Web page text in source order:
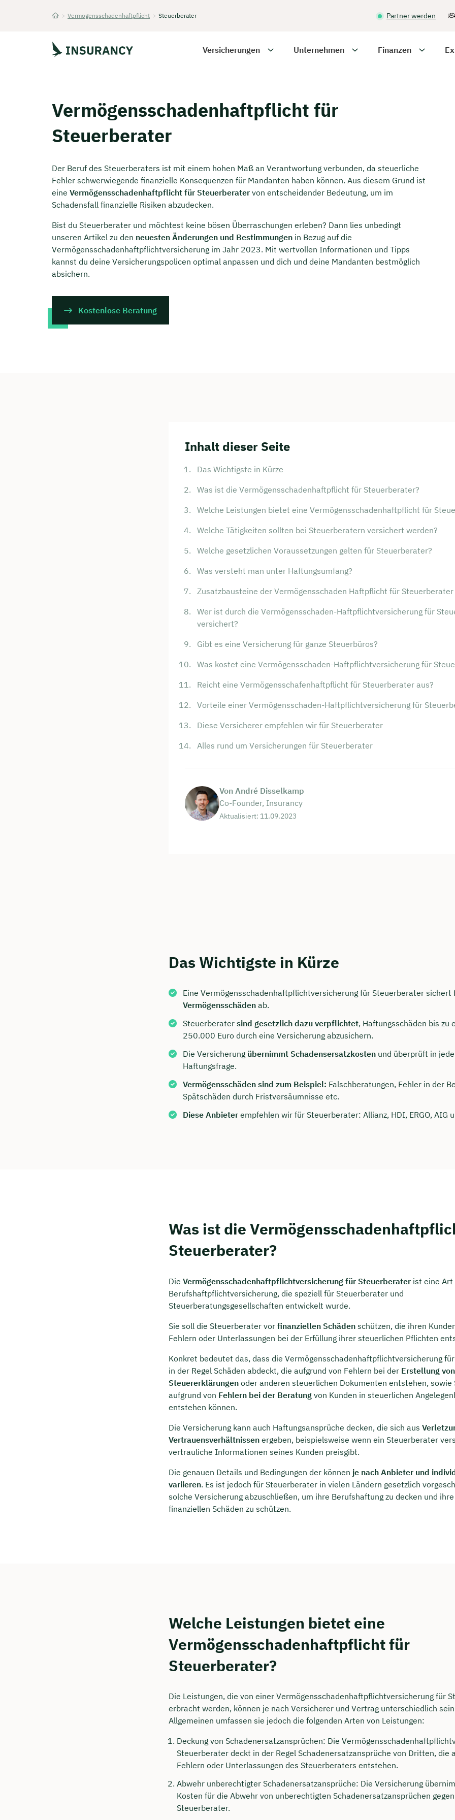
> Vermögensschadenhaftpflicht > Steuerberater Partner werden
Versicherungen Unternehmen Finanzen
Vermögensschadenhaftpflicht für
Steuerberater
Der Beruf des Steuerberaters ist mit einem hohen Maß an Verantwortung verbunden, da steuerliche
Fehler schwerwiegende finanzielle Konsequenzen für Mandanten haben können. Aus diesem Grund ist
eine Vermögensschadenhaftpflicht für Steuerberater von entscheidender Bedeutung, um im
Schadensfall finanzielle Risiken abzudecken.
Bist du Steuerberater und möchtest keine bösen Überraschungen erleben? Dann lies unbedingt
unseren Artikel zu den neuesten Änderungen und Bestimmungen in Bezug auf die
Vermögensschadenhaftpflichtversicherung im Jahr 2023. Mit wertvollen Informationen und Tipps
kannst du deine Versicherungspolicen optimal anpassen und dich und deine Mandanten bestmöglich
absichern.
Kostenlose Beratung
Inhalt dieser Seite
Das Wichtigste in Kürze
Was ist die Vermögensschadenhaftpflicht für Steuerberater?
Welche Leistungen bietet eine Vermögensschadenhaftpflicht für
Welche Tätigkeiten sollten bei Steuerberatern versichert werden?
Welche gesetzlichen Voraussetzungen gelten für Steuerberater?
Was versteht man unter Haftungsumfang?
Zusatzbausteine der Vermögensschaden Haftpflicht für Steuerberater
Wer ist durch die Vermögensschaden-Haftpflichtversicherung für
versichert?
Gibt es eine Versicherung für ganze Steuerbüros?
Was kostet eine Vermögensschaden-Haftpflichtversicherung für
Reicht eine Vermögensschafenhaftpflicht für Steuerberater aus?
Vorteile einer Vermögensschaden-Haftpflichtversicherung für
Diese Versicherer empfehlen wir für Steuerberater
Alles rund um Versicherungen für Steuerberater
Von André Disselkamp
Co-Founder, Insurancy
Aktualisiert: 11.09.2023
Das Wichtigste in Kürze
Eine Vermögensschadenhaftpflichtversicherung für Steuerberater sichert
Vermögensschäden ab.
Steuerberater sind gesetzlich dazu verpflichtet, Haftungsschäden bis zu
250.000 Euro durch eine Versicherung abzusichern.
Die Versicherung übernimmt Schadensersatzkosten und überprüft in
Haftungsfrage.
Vermögensschäden sind zum Beispiel: Falschberatungen, Fehler in der
Spätschäden durch Fristversäumnisse etc.
Diese Anbieter empfehlen wir für Steuerberater: Allianz, HDI, ERGO, AIG
Was ist die
Steuerberater?
Die Vermögensschadenhaftpflichtversicherung für Steuerberater ist eine Art
Berufshaftpflichtversicherung, die speziell für Steuerberater und
Steuerberatungsgesellschaften entwickelt wurde.
Sie soll die Steuerberater vor finanziellen Schäden schützen, die ihren
Fehlern oder Unterlassungen bei der Erfüllung ihrer steuerlichen Pflichten
Konkret bedeutet das, dass die Vermögensschadenhaftpflichtversicherung
in der Regel Schäden abdeckt, die aufgrund von Fehlern bei der Erstellung von
Steuererklärungen oder anderen steuerlichen Dokumenten entstehen, sowie
aufgrund von Fehlern bei der Beratung von Kunden in steuerlichen
entstehen können.
Die Versicherung kann auch Haftungsansprüche decken, die sich aus
Vertrauensverhältnissen ergeben, beispielsweise wenn ein Steuerberater
vertrauliche Informationen seines Kunden preisgibt.
Die genauen Details und Bedingungen der können je nach Anbieter und
variieren. Es ist jedoch für Steuerberater in vielen Ländern gesetzlich
solche Versicherung abzuschließen, um ihre Berufshaftung zu decken und
finanziellen Schäden zu schützen.
Welche Leistungen bietet eine
Vermögensschadenhaftpflicht für
Steuerberater?
Die Leistungen, die von einer Vermögensschadenhaftpflichtversicherung für
erbracht werden, können je nach Versicherer und Vertrag unterschiedlich
Allgemeinen umfassen sie jedoch die folgenden Arten von Leistungen:
Deckung von Schadenersatzansprüchen: Die
Steuerberater deckt in der Regel Schadenersatzansprüche von Dritten, die
Fehlern oder Unterlassungen des Steuerberaters entstehen.
Abwehr unberechtigter Schadenersatzansprüche: Die Versicherung
Kosten für die Abwehr von unberechtigten Schadenersatzansprüchen
Steuerberater.
Jetzt persönliches
Beratungsgespräch mit Tobias
Niendieck sichern 🤝
Wir beraten dich Montag bis Freitag von 8 bis 18 Uhr
Meeting buchen